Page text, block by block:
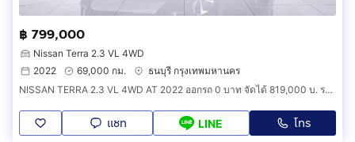
฿ 799,000
Nissan Terra 2.3 VL 4WD
2022
69,000 กม.
ธนบุรี กรุงเทพมหานคร
NISSAN TERRA 2.3 VL 4WD AT 2022 ออกรถ 0 บาท จัดได้ 819,000 บ. รหัสรถ 1F302
แชท LINE โทร